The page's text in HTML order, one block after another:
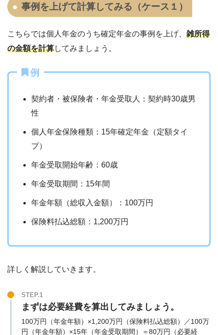
事例を上げて計算してみる（ケース１）
こちらでは個人年金のうち確定年金の事例を上げ、 雑所得
の金額を計算してみましょう。
例
契約者・被保険者・年金受取人：契約時30歳男
性
個人年金保険種類：15年確定年金（定額タイ
プ）
年金受取開始年齢：60歳
年金受取期間：15年間
年金年額（総収入金額）：100万円
保険料払込総額：1,200万円
詳しく解説していきます。
STEP.1
まずは必要経費を算出してみましょう。
100万円（年金年額）×1,200万円（保険料払込総額）／100万
円（年金年額）×15年（年金受取期間）＝80万円（必要経